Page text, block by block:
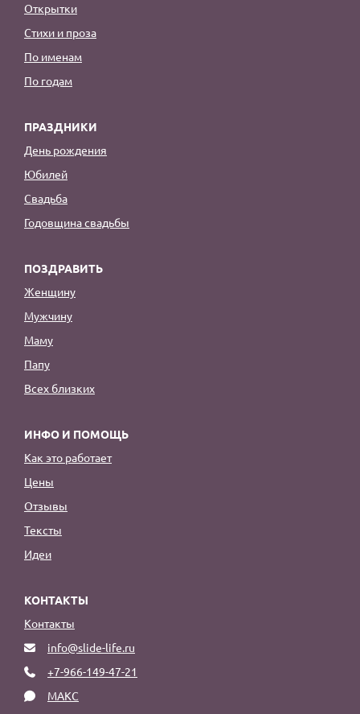
Открытки
Стихи и проза
По именам
По годам
ПРАЗДНИКИ
День рождения
Юбилей
Свадьба
Годовщина свадьбы
ПОЗДРАВИТЬ
Женщину
Мужчину
Маму
Папу
Всех близких
ИНФО И ПОМОЩЬ
Как это работает
Цены
Отзывы
Тексты
Идеи
КОНТАКТЫ
Контакты
info@slide-life.ru
+7-966-149-47-21
МАКС